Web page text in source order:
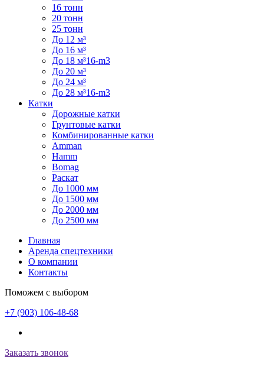
16 тонн
20 тонн
25 тонн
До 12 м³
До 16 м³
До 18 м³16-m3
До 20 м³
До 24 м³
До 28 м³16-m3
Катки
Дорожные катки
Грунтовые катки
Комбинированные катки
Amman
Hamm
Bomag
Раскат
До 1000 мм
До 1500 мм
До 2000 мм
До 2500 мм
Главная
Аренда спецтехники
О компании
Контакты
Поможем с выбором
+7 (903) 106-48-68
Заказать звонок